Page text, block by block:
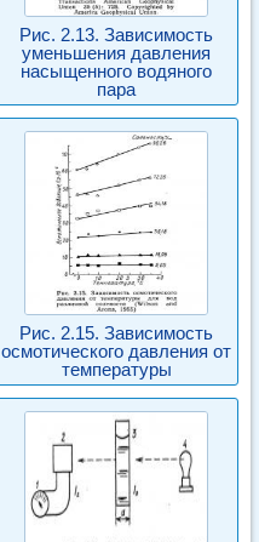
Рис. 2.13. Зависимость
уменьшения давления
насыщенного водяного
пара
Рис. 2.15. Зависимость
осмотического давления от
температуры